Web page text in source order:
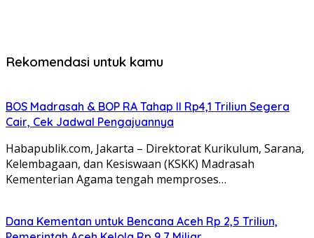
Rekomendasi untuk kamu
BOS Madrasah & BOP RA Tahap II Rp4,1 Triliun Segera
Cair, Cek Jadwal Pengajuannya
Habapublik.com, Jakarta – Direktorat Kurikulum, Sarana,
Kelembagaan, dan Kesiswaan (KSKK) Madrasah
Kementerian Agama tengah memproses…
Dana Kementan untuk Bencana Aceh Rp 2,5 Triliun,